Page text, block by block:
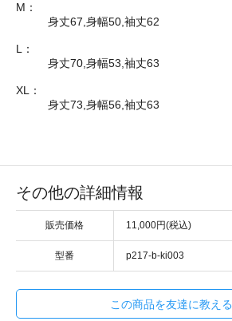
M：
身丈67,身幅50,袖丈62
L：
身丈70,身幅53,袖丈63
XL：
身丈73,身幅56,袖丈63
その他の詳細情報
販売価格 11,000円(税込)
型番 p217-b-ki003
この商品を友達に教える